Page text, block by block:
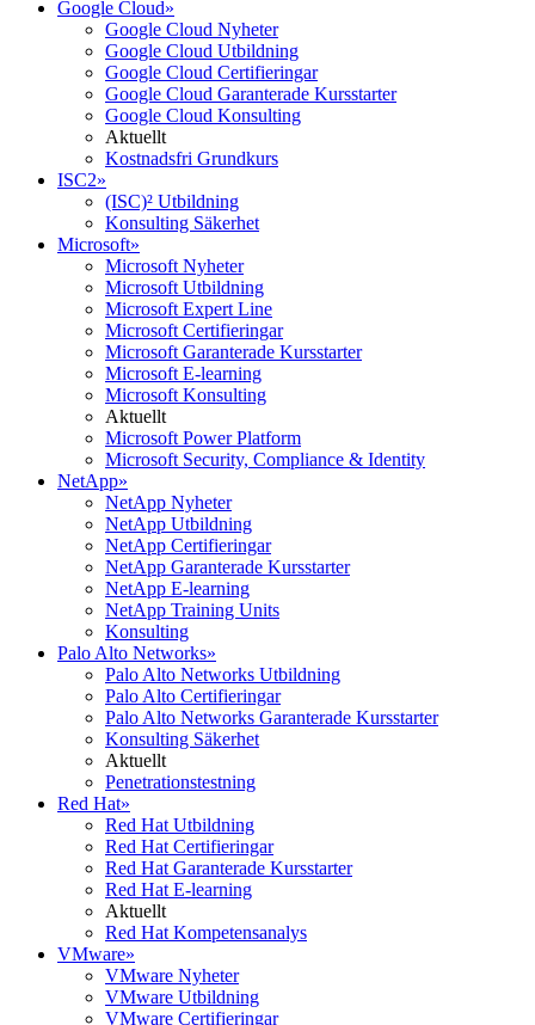
Google Cloud»
Google Cloud Nyheter
Google Cloud Utbildning
Google Cloud Certifieringar
Google Cloud Garanterade Kursstarter
Google Cloud Konsulting
Aktuellt
Kostnadsfri Grundkurs
ISC2»
(ISC)² Utbildning
Konsulting Säkerhet
Microsoft»
Microsoft Nyheter
Microsoft Utbildning
Microsoft Expert Line
Microsoft Certifieringar
Microsoft Garanterade Kursstarter
Microsoft E-learning
Microsoft Konsulting
Aktuellt
Microsoft Power Platform
Microsoft Security, Compliance & Identity
NetApp»
NetApp Nyheter
NetApp Utbildning
NetApp Certifieringar
NetApp Garanterade Kursstarter
NetApp E-learning
NetApp Training Units
Konsulting
Palo Alto Networks»
Palo Alto Networks Utbildning
Palo Alto Certifieringar
Palo Alto Networks Garanterade Kursstarter
Konsulting Säkerhet
Aktuellt
Penetrationstestning
Red Hat»
Red Hat Utbildning
Red Hat Certifieringar
Red Hat Garanterade Kursstarter
Red Hat E-learning
Aktuellt
Red Hat Kompetensanalys
VMware»
VMware Nyheter
VMware Utbildning
VMware Certifieringar